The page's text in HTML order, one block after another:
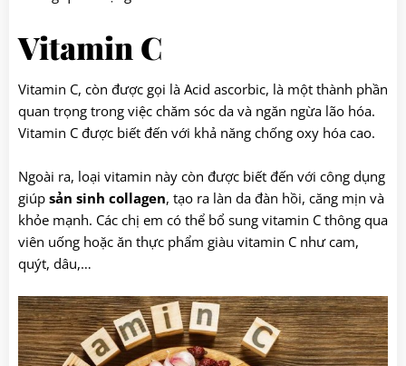
Vitamin C
Vitamin C, còn được gọi là Acid ascorbic, là một thành phần
quan trọng trong việc chăm sóc da và ngăn ngừa lão hóa.
Vitamin C được biết đến với khả năng chống oxy hóa cao.
Ngoài ra, loại vitamin này còn được biết đến với công dụng
giúp sản sinh collagen, tạo ra làn da đàn hồi, căng mịn và
khỏe mạnh. Các chị em có thể bổ sung vitamin C thông qua
viên uống hoặc ăn thực phẩm giàu vitamin C như cam,
quýt, dâu,…